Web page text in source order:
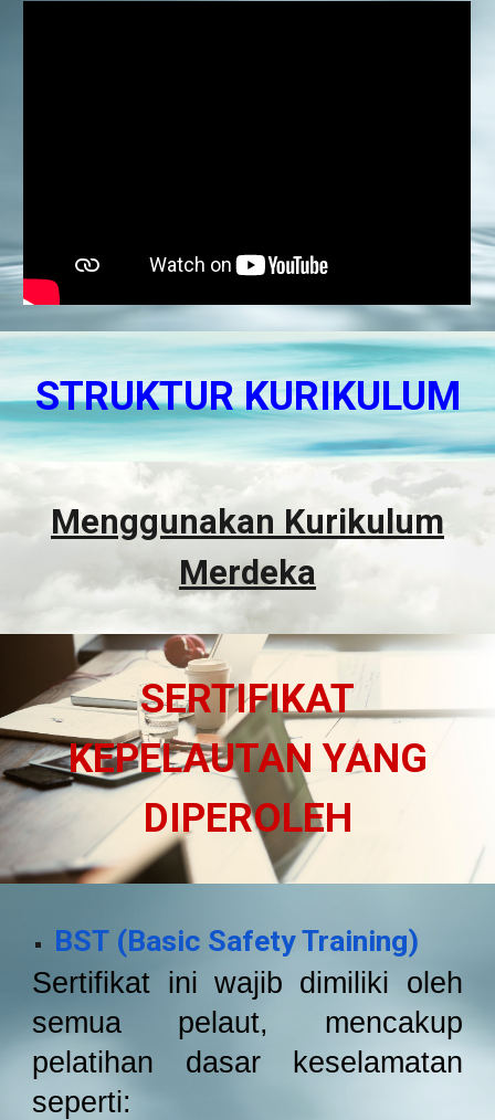
STRUKTUR KURIKULUM
Menggunakan Kurikulum
Merdeka
SERTIFIKAT
KEPELAUTAN YANG
DIPEROLEH
BST (Basic Safety Training)
Sertifikat ini wajib dimiliki oleh
semua pelaut, mencakup
pelatihan dasar keselamatan
seperti: